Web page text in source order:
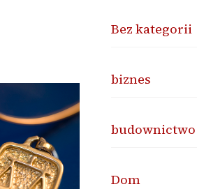
Bez kategorii
biznes
budownictwo
Dom